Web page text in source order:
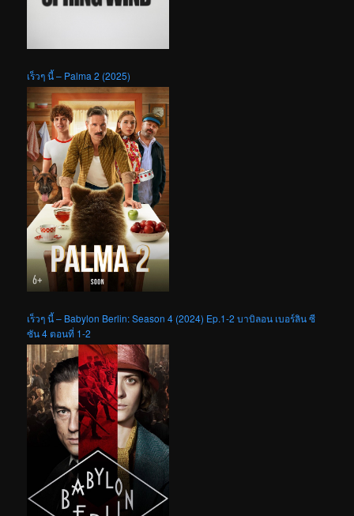
เร็วๆ นี้ – Palma 2 (2025)
เร็วๆ นี้ – Babylon Berlin: Season 4 (2024) Ep.1-2 บาบิลอน เบอร์ลิน ซี
ซัน 4 ตอนที่ 1-2